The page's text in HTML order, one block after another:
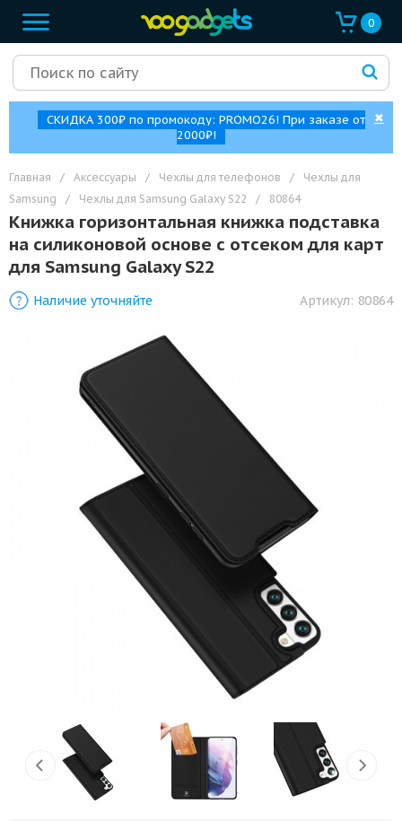
0
СКИДКА 300₽ по промокоду: PROMO26! При заказе от
2000₽!
✖
Главная / Аксессуары / Чехлы для телефонов /
Чехлы для
Samsung
/ Чехлы для Samsung Galaxy S22 / 80864
Книжка горизонтальная книжка подставка
на силиконовой основе с отсеком для карт
для Samsung Galaxy S22
Наличие уточняйте Артикул: 80864